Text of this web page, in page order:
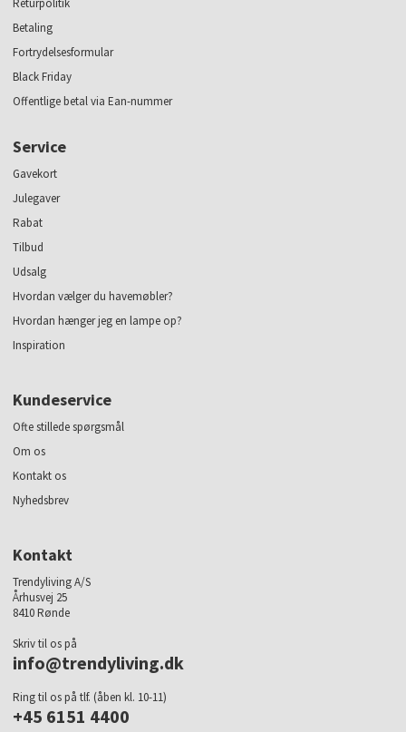
Returpolitik
Betaling
Fortrydelsesformular
Black Friday
Offentlige betal via Ean-nummer
Service
Gavekort
Julegaver
Rabat
Tilbud
Udsalg
Hvordan vælger du havemøbler?
Hvordan hænger jeg en lampe op?
Inspiration
Kundeservice
Ofte stillede spørgsmål
Om os
Kontakt os
Nyhedsbrev
Kontakt
Trendyliving A/S
Århusvej 25
8410 Rønde
Skriv til os på
info@trendyliving.dk
Ring til os på tlf. (åben kl. 10-11)
+45 6151 4400